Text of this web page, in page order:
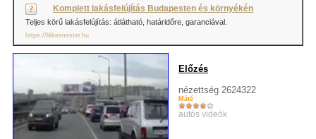
Komplett lakásfelújítás Budapesten és környékén
Teljes körű lakásfelújítás: átlátható, határidőre, garanciával.
https://litkeimester.hu
Előzés
nézettség 2624322
Máté
autós videók